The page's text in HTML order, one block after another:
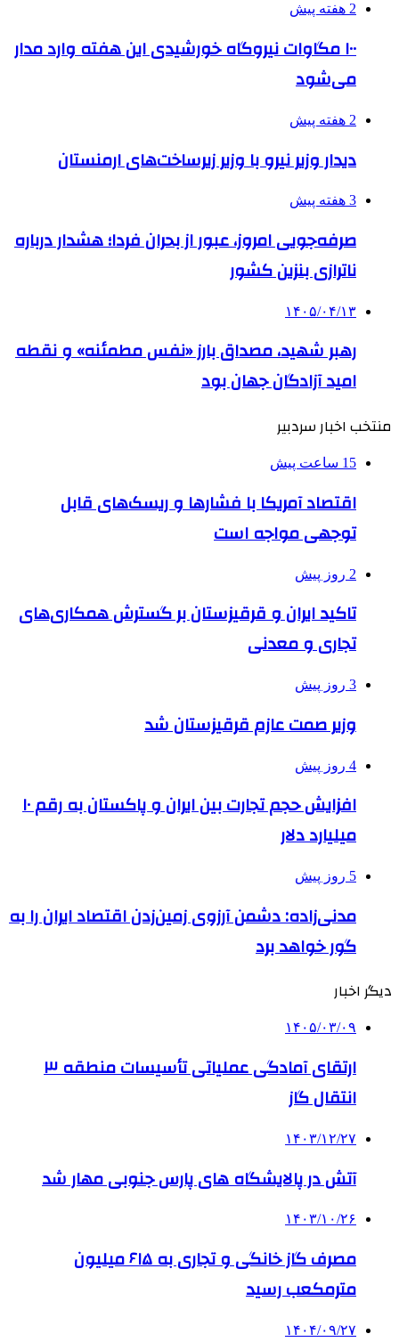
2 هفته پیش
۱۰۰ مگاوات نیروگاه‌ خورشیدی این هفته وارد مدار
می‌شود
2 هفته پیش
دیدار وزیر نیرو با وزیر زیرساخت‌های ارمنستان
3 هفته پیش
صرفه‌جویی امروز، عبور از بحران فردا؛ هشدار درباره
ناترازی بنزین کشور
۱۴۰۵/۰۴/۱۳
رهبر شهید، مصداق بارز «نفس مطمئنه» و نقطه
امید آزادگان جهان بود
منتخب اخبار سردبیر
15 ساعت پیش
اقتصاد آمریکا با فشارها و ریسک‌های قابل
توجهی مواجه است
2 روز پیش
تاکید ایران و قرقیزستان بر گسترش همکاری‌های
تجاری و معدنی
3 روز پیش
وزیر صمت عازم قرقیزستان شد
4 روز پیش
افزایش حجم تجارت بین ایران و پاکستان به رقم ۱۰
میلیارد دلار
5 روز پیش
مدنی‌زاده: دشمن آرزوی زمین‌زدن اقتصاد ایران را به
گور خواهد برد
دیگر اخبار
۱۴۰۵/۰۳/۰۹
ارتقای آمادگی عملیاتی تأسیسات منطقه ۳
انتقال گاز
۱۴۰۳/۱۲/۲۷
آتش در پالایشگاه های پارس جنوبی مهار شد
۱۴۰۳/۱۰/۲۶
مصرف گاز خانگی و تجاری به ۶۱۵ میلیون
مترمکعب رسید
۱۴۰۴/۰۹/۲۷